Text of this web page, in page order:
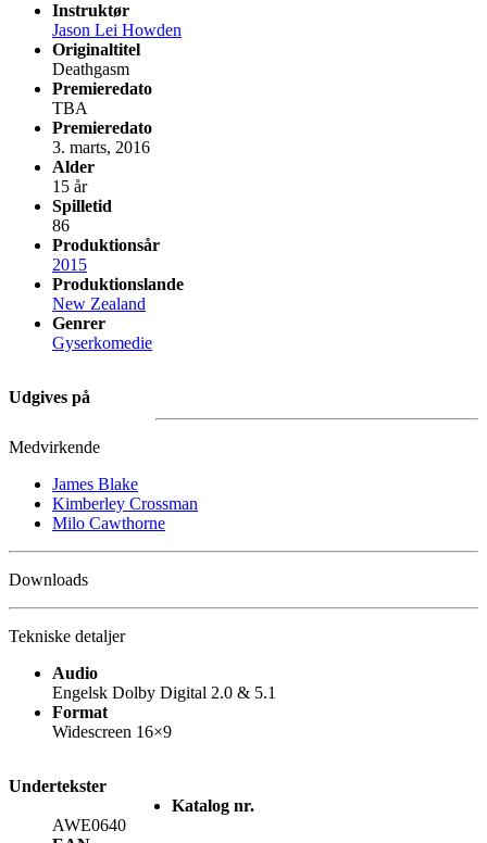
Instruktør
Jason Lei Howden
Originaltitel
Deathgasm
Premieredato
TBA
Premieredato
3. marts, 2016
Alder
15 år
Spilletid
86
Produktionsår
2015
Produktionslande
New Zealand
Genrer
Gyserkomedie
Udgives på
Medvirkende
James Blake
Kimberley Crossman
Milo Cawthorne
Downloads
Tekniske detaljer
Audio
Engelsk Dolby Digital 2.0 & 5.1
Format
Widescreen 16×9
Undertekster
Katalog nr.
AWE0640